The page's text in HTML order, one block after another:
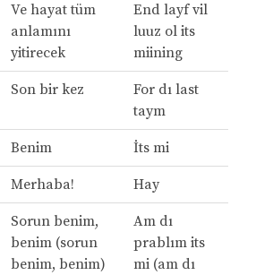
Ve hayat tüm
anlamını
yitirecek
End layf vil
luuz ol its
miining
Son bir kez
For dı last
taym
Benim İts mi
Merhaba! Hay
Sorun benim,
benim (sorun
benim, benim)
Am dı
prablım its
mi (am dı